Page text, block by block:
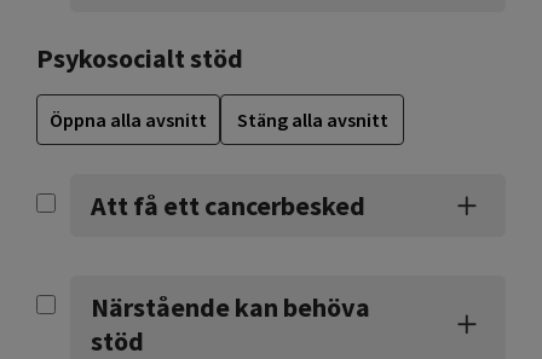
Psykosocialt stöd
Öppna alla avsnitt Stäng alla avsnitt
Att få ett cancerbesked
Närstående kan behöva
stöd